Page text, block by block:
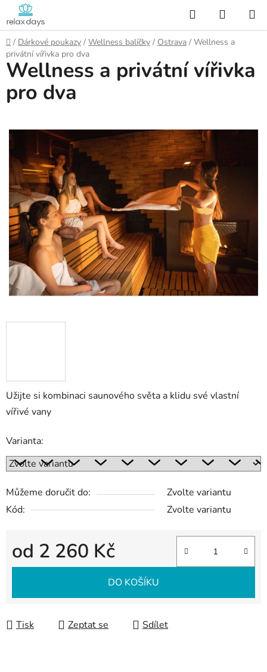
Přejít
na
obsah
Hledat
KOŠÍK
Domů
/ Dárkové poukazy / Wellness balíčky / Ostrava / Wellness a
privátní vířivka pro dva
Užijte si kombinaci saunového světa a klidu své vlastní
vířivé vany
Varianta:
Můžeme doručit do:
Zvolte variantu
Kód:
Zvolte variantu
od 2 260 Kč
Měrná cena:
DO KOŠÍKU
Tisk Zeptat se Sdílet
Wellness a privátní vířivka
pro dva